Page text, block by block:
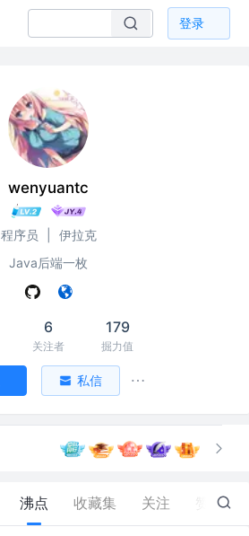
登录
wenyuantc
程序员
伊拉克
Java后端一枚
6
关注者
179
掘力值
私信
沸点 收藏集 关注 1.1K